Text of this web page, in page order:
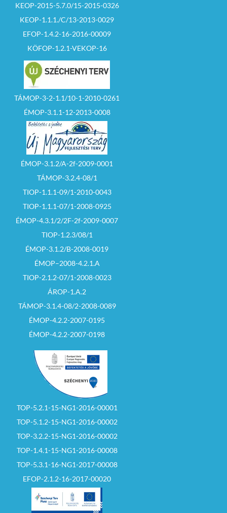
KEOP-2015-5.7.0/15-2015-0326
KEOP-1.1.1./C/13-2013-0029
EFOP-1.4.2-16-2016-00009
KÖFOP-1.2.1-VEKOP-16
TÁMOP-3-2-1.1/10-1-2010-0261
ÉMOP-3.1.1-12-2013-0008
ÉMOP-3.1.2/A-2f-2009-0001
TÁMOP-3.2.4-08/1
TIOP-1.1.1-09/1-2010-0043
TIOP-1.1.1-07/1-2008-0925
ÉMOP-4.3.1/2/2F-2f-2009-0007
TIOP-1.2.3/08/1
ÉMOP-3.1.2/B-2008-0019
ÉMOP–2008-4.2.1.A
TIOP-2.1.2-07/1-2008-0023
ÁROP-1.A.2
TÁMOP-3.1.4-08/2-2008-0089
ÉMOP-4.2.2-2007-0195
ÉMOP-4.2.2-2007-0198
TOP-5.2.1-15-NG1-2016-00001
TOP-5.1.2-15-NG1-2016-00002
TOP-3.2.2-15-NG1-2016-00002
TOP-1.4.1-15-NG1-2016-00008
TOP-5.3.1-16-NG1-2017-00008
EFOP-2.1.2-16-2017-00020